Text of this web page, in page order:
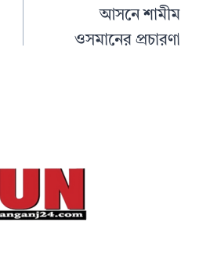
আসনে শামীম
ওসমানের প্রচারণা